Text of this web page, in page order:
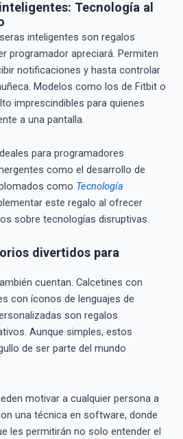
Tecnología al
inteligentes son regalos
programador apreciará. Permiten
notificaciones y hasta controlar
Modelos como los de Fitbit o
imprescindibles para quienes
a una pantalla.
para programadores
como el desarrollo de
como Tecnología
este regalo al ofrecer
sobre tecnologías disruptivas.
divertidos para
cuentan. Calcetines con
con íconos de lenguajes de
son regalos
Aunque simples, estos
de ser parte del mundo
motivar a cualquier persona a
una técnica en software, donde
les permitirán no solo entender el